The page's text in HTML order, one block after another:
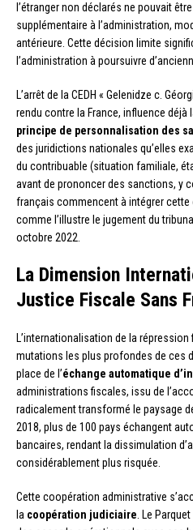
l’étranger non déclarés ne pouvait
supplémentaire à l’administration,
antérieure. Cette décision limite
l’administration à poursuivre
L’arrêt de la CEDH « Gelenidze c.
rendu contre la France, influence déjà
principe de personnalisation des
des juridictions nationales qu’elles
du contribuable (situation familiale,
avant de prononcer des sanctions, y
français commencent à intégrer
comme l’illustre le jugement du
octobre 2022.
La Dimension
Justice Fiscale Sans
L’internationalisation de la
mutations les plus profondes de ces
place de l’échange automatique
administrations fiscales, issu de
radicalement transformé le paysage
2018, plus de 100 pays échangent
bancaires, rendant la dissimulation
considérablement plus risquée.
Cette coopération administrative
la coopération judiciaire. Le